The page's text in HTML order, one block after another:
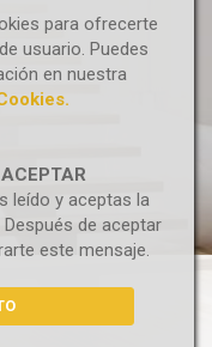
para ofrecerte
usuario. Puedes
en nuestra
ACEPTAR
leído y aceptas la
de aceptar
este mensaje.